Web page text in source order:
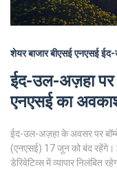
शेयर बाजारबीएसईएनएसई
ईद-उल-अज़हा पर
एनएसई का
ईद-उल-अज़हा के अवसर पर
(एनएसई) 17 जून को बंद रहेंगे।
डेरिवेटिव्स में व्यापार निलंबित